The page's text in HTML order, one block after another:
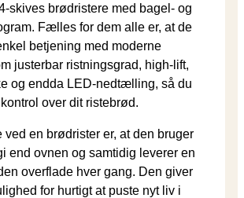
skives brødristere med bagel- og
Fælles for dem alle er, at de
betjening med moderne
justerbar ristningsgrad, high-lift,
og endda LED-nedtælling, så du
over dit ristebrød.
ved en brødrister er, at den bruger
end ovnen og samtidig leverer en
overflade hver gang. Den giver
for hurtigt at puste nyt liv i